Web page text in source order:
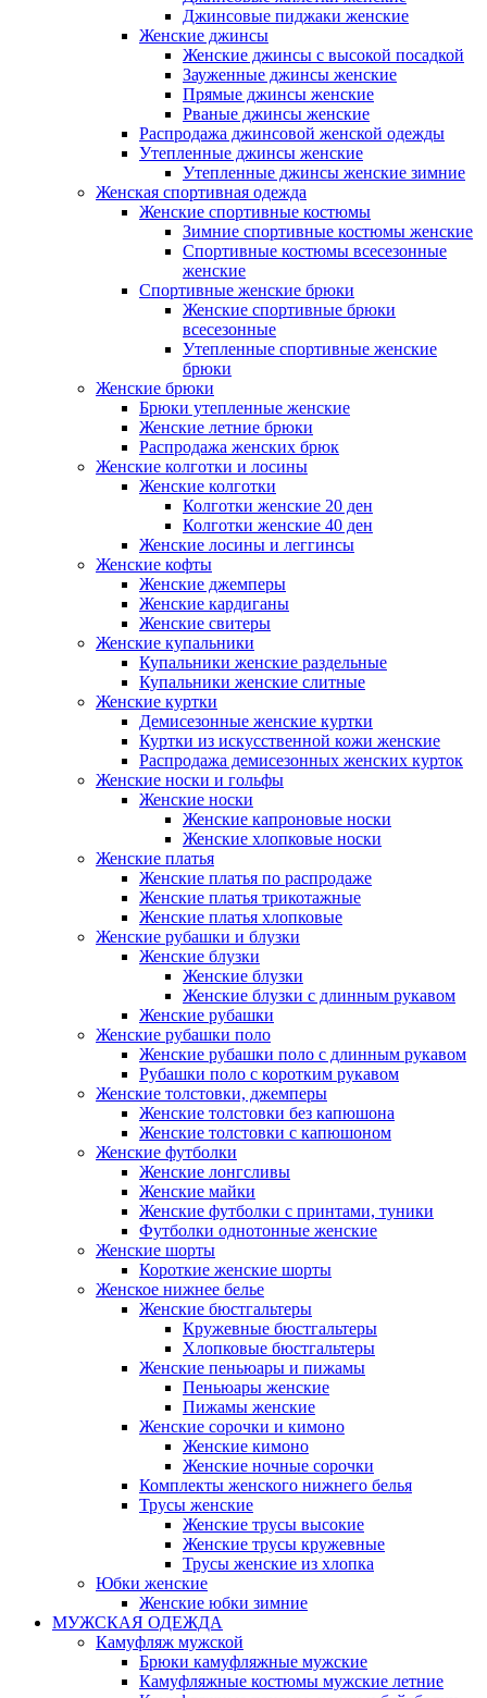
Джинсовые пиджаки женские
Женские джинсы
Женские джинсы с высокой посадкой
Зауженные джинсы женские
Прямые джинсы женские
Рваные джинсы женские
Распродажа джинсовой женской одежды
Утепленные джинсы женские
Утепленные джинсы женские зимние
Женская спортивная одежда
Женские спортивные костюмы
Зимние спортивные костюмы женские
Спортивные костюмы всесезонные
женские
Спортивные женские брюки
Женские спортивные брюки
всесезонные
Утепленные спортивные женские
брюки
Женские брюки
Брюки утепленные женские
Женские летние брюки
Распродажа женских брюк
Женские колготки и лосины
Женские колготки
Колготки женские 20 ден
Колготки женские 40 ден
Женские лосины и леггинсы
Женские кофты
Женские джемперы
Женские кардиганы
Женские свитеры
Женские купальники
Купальники женские раздельные
Купальники женские слитные
Женские куртки
Демисезонные женские куртки
Куртки из искусственной кожи женские
Распродажа демисезонных женских курток
Женские носки и гольфы
Женские носки
Женские капроновые носки
Женские хлопковые носки
Женские платья
Женские платья по распродаже
Женские платья трикотажные
Женские платья хлопковые
Женские рубашки и блузки
Женские блузки
Женские блузки
Женские блузки с длинным рукавом
Женские рубашки
Женские рубашки поло
Женские рубашки поло с длинным рукавом
Рубашки поло с коротким рукавом
Женские толстовки, джемперы
Женские толстовки без капюшона
Женские толстовки с капюшоном
Женские футболки
Женские лонгсливы
Женские майки
Женские футболки с принтами, туники
Футболки однотонные женские
Женские шорты
Короткие женские шорты
Женское нижнее белье
Женские бюстгальтеры
Кружевные бюстгальтеры
Хлопковые бюстгальтеры
Женские пеньюары и пижамы
Пеньюары женские
Пижамы женские
Женские сорочки и кимоно
Женские кимоно
Женские ночные сорочки
Комплекты женского нижнего белья
Трусы женские
Женские трусы высокие
Женские трусы кружевные
Трусы женские из хлопка
Юбки женские
Женские юбки зимние
МУЖСКАЯ ОДЕЖДА
Камуфляж мужской
Брюки камуфляжные мужские
Камуфляжные костюмы мужские летние